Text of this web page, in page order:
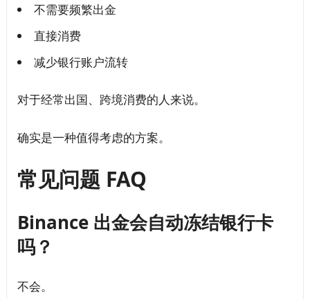
不需要频繁出金
直接消费
减少银行账户流转
对于经常出国、跨境消费的人来说。
确实是一种值得考虑的方案。
常见问题 FAQ
Binance 出金会自动冻结银行卡
吗？
不会。